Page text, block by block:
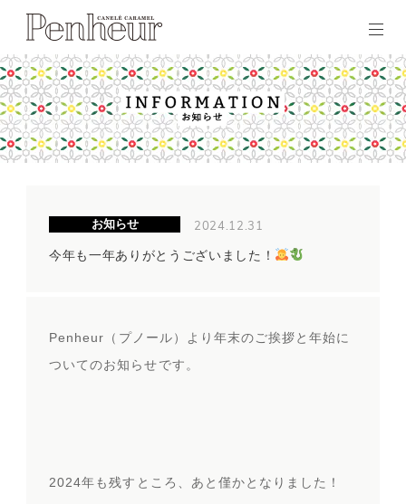
お知らせ 2024.12.31
今年も一年ありがとうございました！
Penheur（プノール）より年末のご挨拶と年始に
ついてのお知らせです。
2024年も残すところ、あと僅かとなりました！